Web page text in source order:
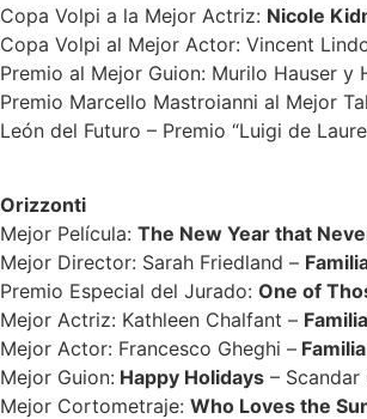
Copa Volpi a la Mejor Actriz: Nicole
Copa Volpi al Mejor Actor: Vincent
Premio al Mejor Guion: Murilo Hauser y
Premio Marcello Mastroianni al Mejor
León del Futuro – Premio “Luigi de
Orizzonti
Mejor Película: The New Year that
Mejor Director: Sarah Friedland –
Premio Especial del Jurado: One of
Mejor Actriz: Kathleen Chalfant –
Mejor Actor: Francesco Gheghi – Familia
Mejor Guion: Happy Holidays –
Mejor Cortometraje: Who Loves the